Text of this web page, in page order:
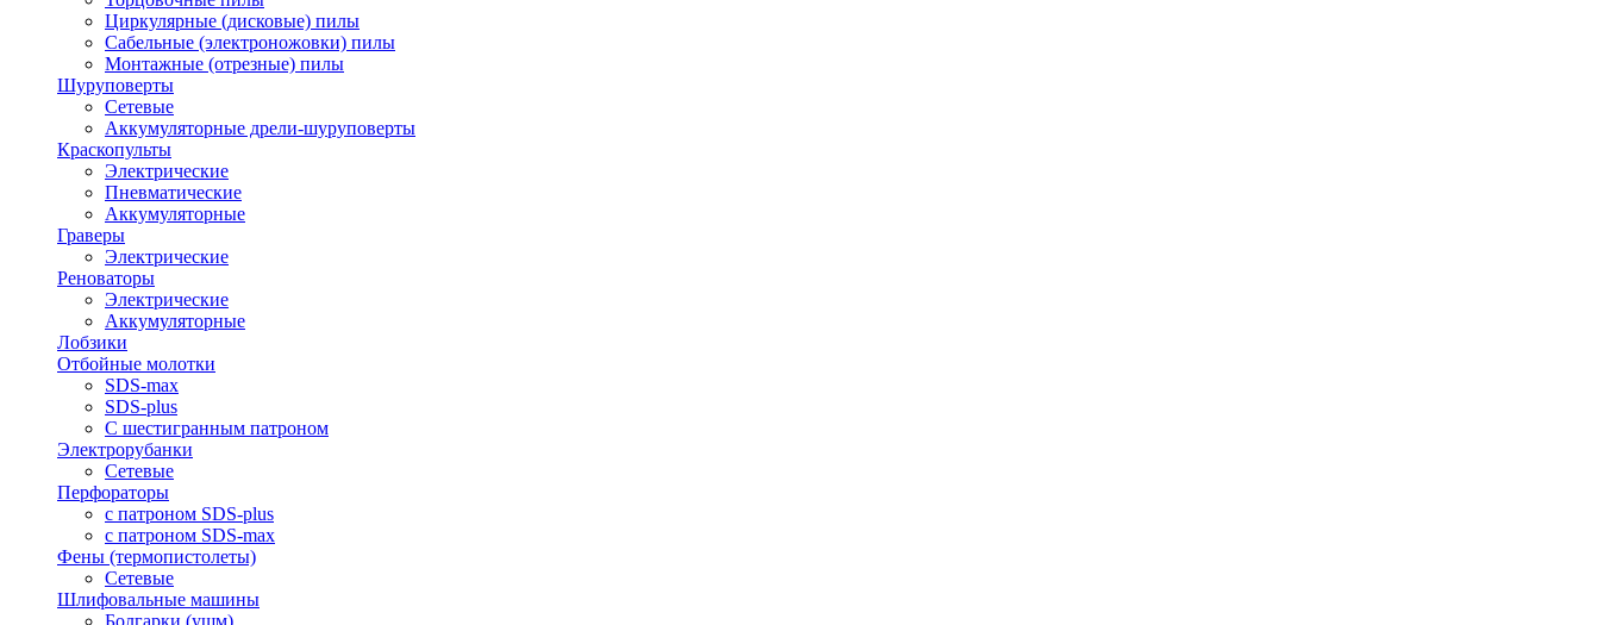
Циркулярные (дисковые) пилы
Сабельные (электроножовки) пилы
Монтажные (отрезные) пилы
Шуруповерты
Сетевые
Аккумуляторные дрели-шуруповерты
Краскопульты
Электрические
Пневматические
Аккумуляторные
Граверы
Электрические
Реноваторы
Электрические
Аккумуляторные
Лобзики
Отбойные молотки
SDS-max
SDS-plus
С шестигранным патроном
Электрорубанки
Сетевые
Перфораторы
с патроном SDS-plus
с патроном SDS-max
Фены (термопистолеты)
Сетевые
Шлифовальные машины
Болгарки (ушм)